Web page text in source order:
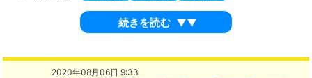
続きを読む ▼▼
2020年08月06日 9:33